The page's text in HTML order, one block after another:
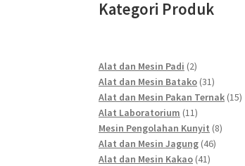
Kategori Produk
Alat dan Mesin Padi 22
products
Alat dan Mesin Batako 3131
products
Alat dan Mesin Pakan Ternak 1515
Alat Laboratorium 1111
products
Mesin Pengolahan Kunyit 88
Alat dan Mesin Jagung 4646
Alat dan Mesin Kakao 4141